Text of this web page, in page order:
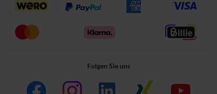
Folgen Sie uns